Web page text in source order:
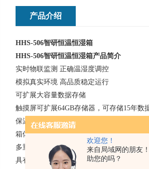
欢迎您！
来自局域网的朋友
助您的吗？
产品介绍
HHS-506智研恒温恒湿箱
HHS-506智研恒温恒湿箱产品简介
实时物联监测 正确温湿度调控
模拟真实环境 高品质稳定运行
可扩展大容量数据存储
触摸屏可扩展64GB存储器，可存储15年数
保温性能高箱内温度稳定
箱体采用聚氨酯发泡，整体提升保温性能
多重保护
为试验保驾护航
具有模块式制冷装置，配置延时启动，高